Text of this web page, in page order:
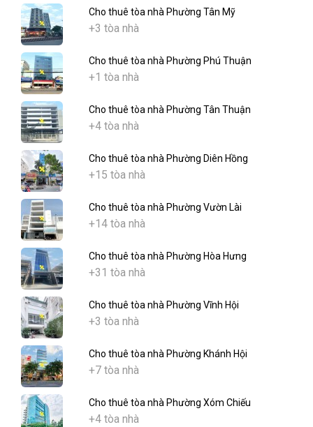
Cho thuê tòa nhà Phường Tân Mỹ
+3 tòa nhà
Cho thuê tòa nhà Phường Phú Thuận
+1 tòa nhà
Cho thuê tòa nhà Phường Tân Thuận
+4 tòa nhà
Cho thuê tòa nhà Phường Diên Hồng
+15 tòa nhà
Cho thuê tòa nhà Phường Vườn Lài
+14 tòa nhà
Cho thuê tòa nhà Phường Hòa Hưng
+31 tòa nhà
Cho thuê tòa nhà Phường Vĩnh Hội
+3 tòa nhà
Cho thuê tòa nhà Phường Khánh Hội
+7 tòa nhà
Cho thuê tòa nhà Phường Xóm Chiếu
+4 tòa nhà